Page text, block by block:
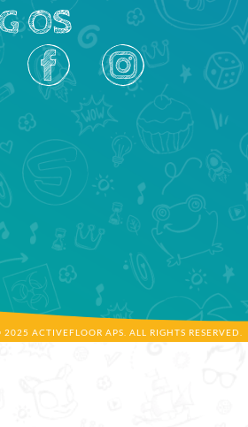
OS
2025 ACTIVEFLOOR APS. ALL RIGHTS RESERVED.